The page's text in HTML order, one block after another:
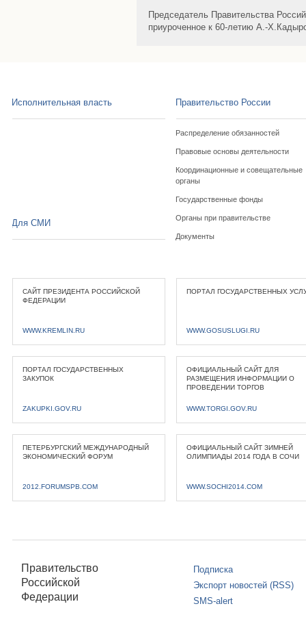
Председатель Правительства
приуроченное к 60-летию А.-
Исполнительная власть Правительство России
Распределение обязанностей
Правовые основы деятельности
Координационные и совещательные
органы
Государственные фонды
Органы при правительстве
Документы
Для СМИ
САЙТ ПРЕЗИДЕНТА РОССИЙСКОЙ
ФЕДЕРАЦИИ
WWW.KREMLIN.RU
ПОРТАЛ ГОСУДАРСТВЕННЫХ
WWW.GOSUSLUGI.RU
ПОРТАЛ ГОСУДАРСТВЕННЫХ
ЗАКУПОК
ZAKUPKI.GOV.RU
ОФИЦИАЛЬНЫЙ САЙТ ДЛЯ
РАЗМЕЩЕНИЯ ИНФОРМАЦИИ О
ПРОВЕДЕНИИ ТОРГОВ
WWW.TORGI.GOV.RU
ПЕТЕРБУРГСКИЙ МЕЖДУНАРОДНЫЙ
ЭКОНОМИЧЕСКИЙ ФОРУМ
2012.FORUMSPB.COM
ОФИЦИАЛЬНЫЙ САЙТ ЗИМНЕЙ
ОЛИМПИАДЫ 2014 ГОДА В СОЧИ
WWW.SOCHI2014.COM
Правительство
Российской
Федерации
Подписка
Экспорт новостей (RSS)
SMS-alert